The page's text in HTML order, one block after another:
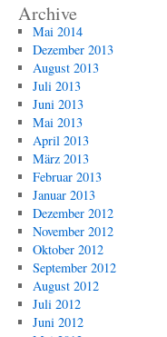
Archive
Mai 2014
Dezember 2013
August 2013
Juli 2013
Juni 2013
Mai 2013
April 2013
März 2013
Februar 2013
Januar 2013
Dezember 2012
November 2012
Oktober 2012
September 2012
August 2012
Juli 2012
Juni 2012